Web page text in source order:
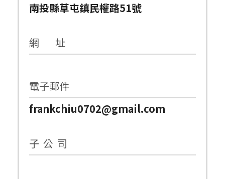
南投縣草屯鎮民權路51號
網 址
電子郵件
frankchiu0702@gmail.com
子 公 司